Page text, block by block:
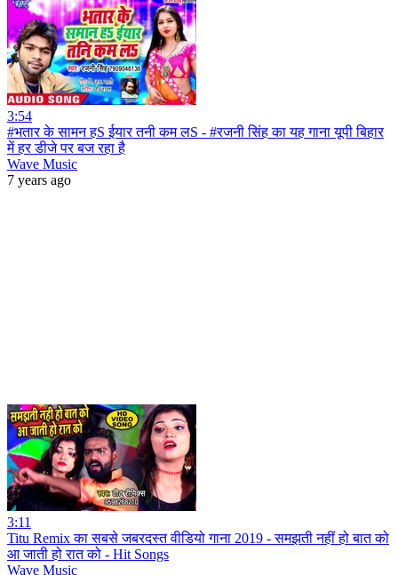
3:54
#भतार के सामन हS ईयार तनी कम लS - #रजनी सिंह का यह गाना यूपी बिहार
में हर डीजे पर बज रहा है
Wave Music
7 years ago
3:11
Titu Remix का सबसे जबरदस्त वीडियो गाना 2019 - समझती नहीं हो बात को
आ जाती हो रात को - Hit Songs
Wave Music